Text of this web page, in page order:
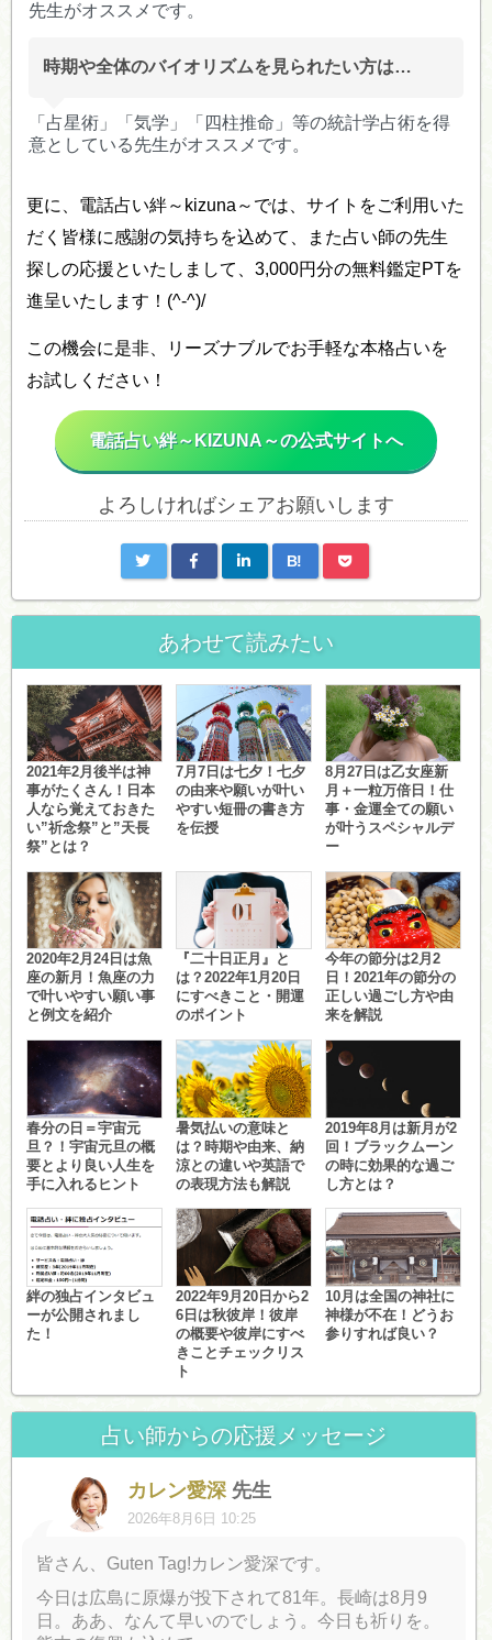
先生がオススメです。
時期や全体のバイオリズムを見られたい方は…
「占星術」「気学」「四柱推命」等の統計学占術を得
意としている先生がオススメです。
更に、電話占い絆～kizuna～では、サイトをご利用いた
だく皆様に感謝の気持ちを込めて、また占い師の先生
探しの応援といたしまして、3,000円分の無料鑑定PTを
進呈いたします！(^-^)/
この機会に是非、リーズナブルでお手軽な本格占いを
お試しください！
電話占い絆～KIZUNA～の公式サイトへ
よろしければシェアお願いします
B!
あわせて読みたい
2021年2月後半は神
事がたくさん！日本
人なら覚えておきた
い”祈念祭”と”天長
祭”とは？
7月7日は七夕！七夕
の由来や願いが叶い
やすい短冊の書き方
を伝授
8月27日は乙女座新
月＋一粒万倍日！仕
事・金運全ての願い
が叶うスペシャルデ
ー
2020年2月24日は魚
座の新月！魚座の力
で叶いやすい願い事
と例文を紹介
『二十日正月』と
は？2022年1月20日
にすべきこと・開運
のポイント
今年の節分は2月2
日！2021年の節分の
正しい過ごし方や由
来を解説
春分の日＝宇宙元
旦？！宇宙元旦の概
要とより良い人生を
手に入れるヒント
暑気払いの意味と
は？時期や由来、納
涼との違いや英語で
の表現方法も解説
2019年8月は新月が2
回！ブラックムーン
の時に効果的な過ご
し方とは？
絆の独占インタビュ
ーが公開されまし
た！
2022年9月20日から2
6日は秋彼岸！彼岸
の概要や彼岸にすべ
きことチェックリス
ト
10月は全国の神社に
神様が不在！どうお
参りすれば良い？
占い師からの応援メッセージ
カレン愛深 先生
2026年8月6日 10:25
皆さん、Guten Tag!カレン愛深です。
今日は広島に原爆が投下されて81年。長崎は8月9
日。ああ、なんて早いのでしょう。今日も祈りを。